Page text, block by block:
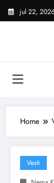
Skoči
jul 22,
Home
Vesti